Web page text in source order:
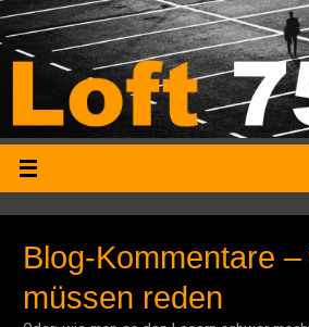
Blog-Kommentare
müssen reden